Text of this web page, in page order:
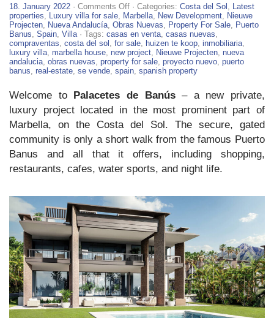
18. January 2022 · Comments Offon
Palacetes
de
Banus
–
New
Luxury
Villas
· Categories: Costa del Sol
Latest
properties
Luxury villa for sale Marbella New Development Nieuwe
Projecten Nueva Andalucía Obras Nuevas Property For Sale Puerto
Banus Spain Villa · Tags: casas en venta casas nuevas
compraventas costa del sol for sale huizen te koop inmobiliaria
luxury villa marbella house new project Nieuwe Projecten nueva
andalucia obras nuevas property for sale proyecto nuevo puerto
banus real-estate se vende spain spanish property
Welcome to Palacetes de Banús– a new private,
luxury project located in the most prominent part of
Marbella, on the Costa del Sol. The secure, gated
community is only a short walk from the famous Puerto
Banus and all that it offers, including shopping,
restaurants, cafes, water sports, and night life.